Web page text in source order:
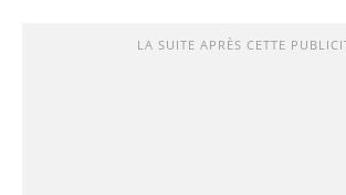
LA SUITE APRÈS CETTE